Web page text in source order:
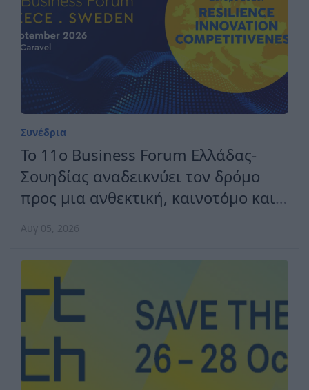
Συνέδρια
Το 11ο Business Forum Ελλάδας-
Σουηδίας αναδεικνύει τον δρόμο
προς μια ανθεκτική, καινοτόμο και
Αυγ 05, 2026